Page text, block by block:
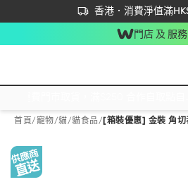
香港．消費淨值滿
立即成為易賞錢會員
首次APP下單買滿$450 輸
門店 及 服務
首頁/寵物/貓/貓食品/ [箱裝優惠] 金裝 角